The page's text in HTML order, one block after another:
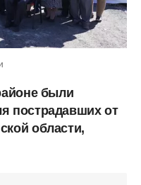
были
пострадавших от
области,